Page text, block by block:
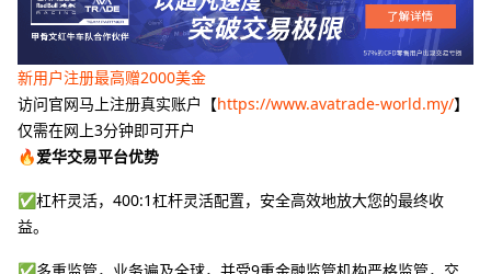
新用户注册最高赠2000美金
访问官网马上注册真实账户【https://www.avatrade-world.my/】
仅需在网上3分钟即可开户
🔥爱华交易平台优势
✅杠杆灵活，400:1杠杆灵活配置，安全高效地放大您的最终收
益。